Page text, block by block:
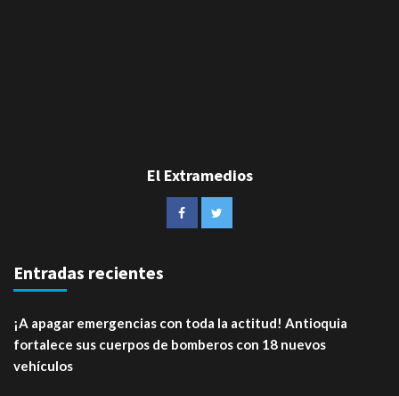
El Extramedios
Entradas recientes
¡A apagar emergencias con toda la actitud! Antioquia
fortalece sus cuerpos de bomberos con 18 nuevos
vehículos